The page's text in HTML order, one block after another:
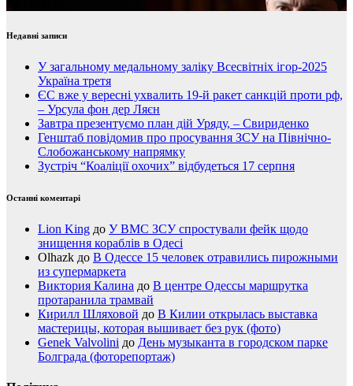
Недавні записи
У загальному медальному заліку Всесвітніх ігор-2025
Україна третя
ЄС вже у вересні ухвалить 19-й ракет санкцій проти рф,
– Урсула фон дер Ляєн
Завтра презентуємо план дій Уряду, – Свириденко
Генштаб повідомив про просування ЗСУ на Північно-
Слобожанському напрямку
Зустріч “Коаліції охочих” відбудеться 17 серпня
Останні коментарі
Lion King до У ВМС ЗСУ спростували фейк щодо
знищення кораблів в Одесі
Olhazk до В Одессе 15 человек отравились пирожными
из супермаркета
Виктория Калина до В центре Одессы маршрутка
протаранила трамвай
Кирилл Шляховой до В Килии открылась выставка
мастерицы, которая вышивает без рук (фото)
Genek Valvolini до День музыканта в городском парке
Болграда (фоторепортаж)